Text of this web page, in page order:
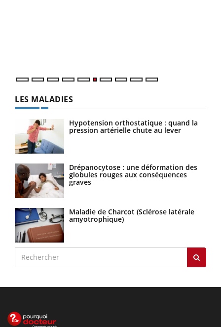
LES MALADIES
Hypotension orthostatique : quand la
pression artérielle chute au lever
Drépanocytose : une déformation des
globules rouges aux conséquences
graves
Maladie de Charcot (Sclérose latérale
amyotrophique)